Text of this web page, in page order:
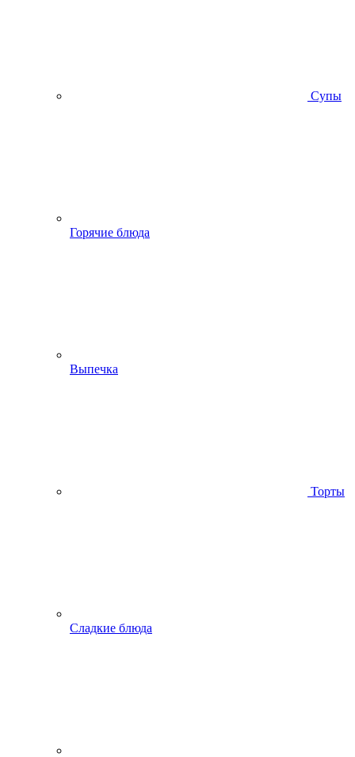
Супы
Горячие блюда
Выпечка
Торты
Сладкие блюда